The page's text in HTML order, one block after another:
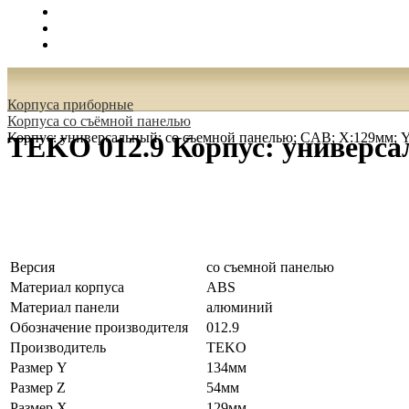
Корпуса приборные
Корпуса со съёмной панелью
Корпус: универсальный; со съемной панелью; CAB; Х:129мм;
TEKO 012.9 Корпус:
Версия
со съемной панелью
Материал корпуса
ABS
Материал панели
алюминий
Обозначение производителя
012.9
Производитель
TEKO
Размер Y
134мм
Размер Z
54мм